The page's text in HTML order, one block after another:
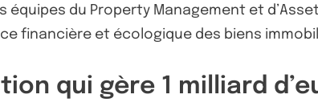
équipes du Property Management et
financière et écologique des biens
qui gère 1 milliard